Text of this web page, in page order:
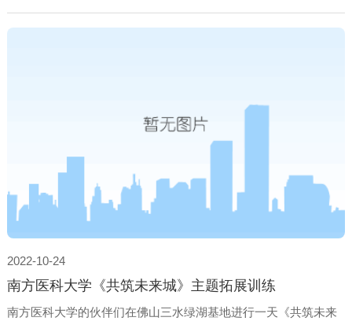
2022-10-24
南方医科大学《共筑未来城》主题拓展训练
南方医科大学的伙伴们在佛山三水绿湖基地进行一天《共筑未来